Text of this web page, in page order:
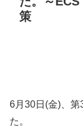
策
6月30日(金)、第
た。